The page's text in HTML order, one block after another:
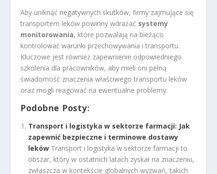
Aby uniknąć negatywnych skutków, firmy zajmujące się
transportem leków powinny wdrażać systemy
monitorowania, które pozwalają na bieżąco
kontrolować warunki przechowywania i transportu.
Kluczowe jest również zapewnienie odpowiedniego
szkolenia dla pracowników, aby mieli oni pełną
świadomość znaczenia właściwego transportu leków
oraz mogli reagować na ewentualne problemy.
Podobne Posty:
Transport i logistyka w sektorze farmacji: Jak
zapewnić bezpieczne i terminowe dostawy
leków Transport i logistyka w sektorze farmacji to
obszar, który w ostatnich latach zyskał na znaczeniu,
zwłaszcza w kontekście globalnych wyzwań, takich